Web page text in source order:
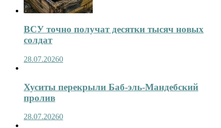
ВСУ точно получат десятки тысяч новых
солдат
28.07.20260
Хуситы перекрыли Баб-эль-Мандебский
пролив
28.07.20260